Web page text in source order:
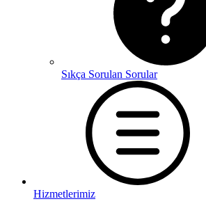
Sıkça Sorulan Sorular
Hizmetlerimiz